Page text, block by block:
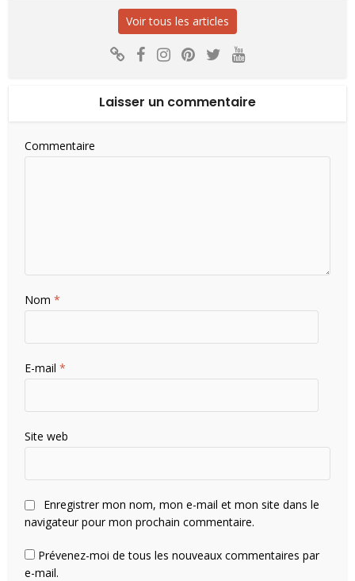
Voir tous les articles
Laisser un commentaire
Commentaire
Nom*
E-mail*
Site web
Enregistrer mon nom, mon e-mail et mon site dans le
navigateur pour mon prochain commentaire.
Prévenez-moi de tous les nouveaux commentaires par
e-mail.